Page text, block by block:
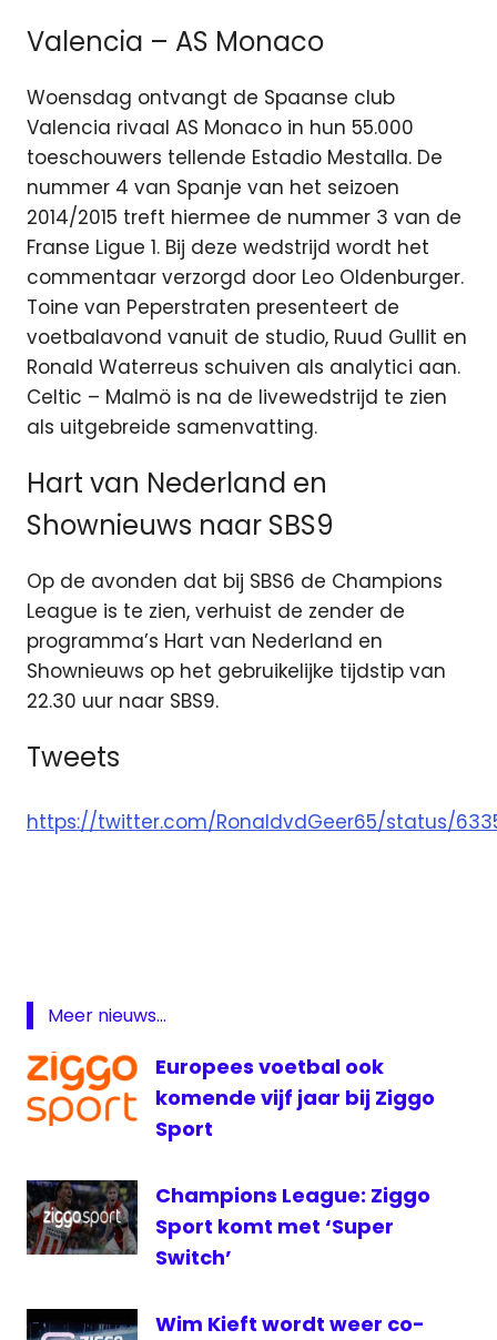
Valencia – AS Monaco
Woensdag ontvangt de Spaanse club
Valencia rivaal AS Monaco in hun 55.000
toeschouwers tellende Estadio Mestalla. De
nummer 4 van Spanje van het seizoen
2014/2015 treft hiermee de nummer 3 van de
Franse Ligue 1. Bij deze wedstrijd wordt het
commentaar verzorgd door Leo Oldenburger.
Toine van Peperstraten presenteert de
voetbalavond vanuit de studio, Ruud Gullit en
Ronald Waterreus schuiven als analytici aan.
Celtic – Malmö is na de livewedstrijd te zien
als uitgebreide samenvatting.
Hart van Nederland en
Shownieuws naar SBS9
Op de avonden dat bij SBS6 de Champions
League is te zien, verhuist de zender de
programma’s Hart van Nederland en
Shownieuws op het gebruikelijke tijdstip van
22.30 uur naar SBS9.
Tweets
https://twitter.com/RonaldvdGeer65/status/
Brugge
Manchester
United live
Ronald
van
Geer
sbs6
voetbal
live
Meer nieuws...
Europees voetbal ook
komende vijf jaar bij Ziggo
Sport
Champions League: Ziggo
Sport komt met ‘Super
Switch’
Wim Kieft wordt weer co-